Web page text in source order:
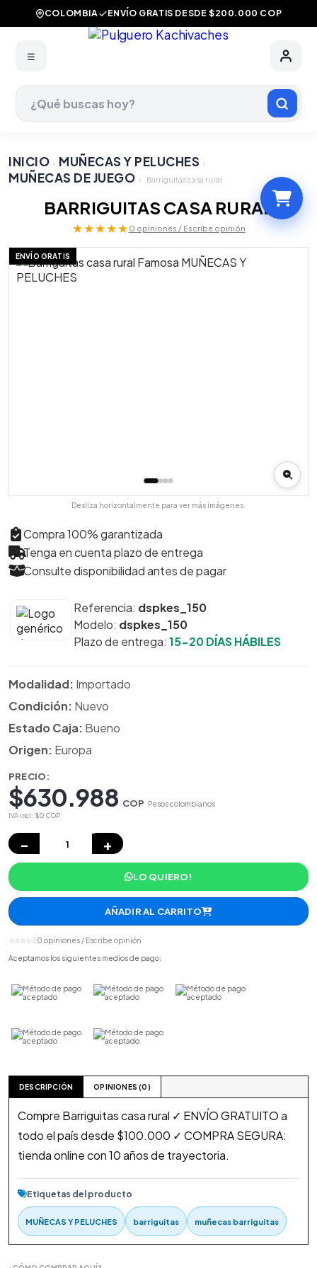
COLOMBIA ENVÍO GRATIS DESDE $200.000 COP
☰
INICIO › MUÑECAS Y PELUCHES ›
MUÑECAS DE JUEGO › Barriguitas casa rural
BARRIGUITAS CASA RURAL
★★★★★ 0 opiniones / Escribe opinión
ENVÍO GRATIS
Desliza horizontalmente para ver más imágenes.
Compra 100% garantizada
Tenga en cuenta plazo de entrega
Consulte disponibilidad antes de pagar
Referencia: dspkes_150
Modelo: dspkes_150
Plazo de entrega: 15-20 DÍAS HÁBILES
Modalidad: Importado
Condición: Nuevo
Estado Caja: Bueno
Origen: Europa
PRECIO:
$630.988 COP Pesos colombianos
IVA incl: $0 COP
− +
LO QUIERO!
AÑADIR AL CARRITO
☆☆☆☆☆0 opiniones / Escribe opinión
Aceptamos los siguientes medios de pago:
DESCRIPCIÓN OPINIONES (0)
Compre Barriguitas casa rural ✓ ENVÍO GRATUITO a
todo el país desde $100.000 ✓ COMPRA SEGURA:
tienda online con 10 años de trayectoria.
Etiquetas del producto
MUÑECAS Y PELUCHES barriguitas muñecas barriguitas